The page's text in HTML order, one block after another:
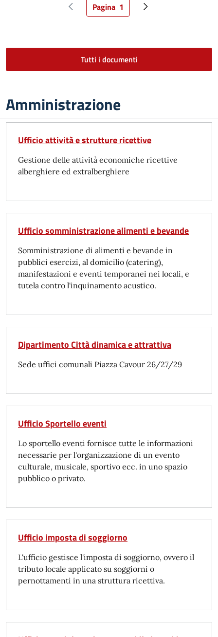
Pagina precedente
Pagina attuale
Pagina 1 Pagina successiva
Tutti i documenti
Amministrazione
Ufficio attività e strutture ricettive
Gestione delle attività economiche ricettive
alberghiere ed extralberghiere
Ufficio somministrazione alimenti e bevande
Somministrazione di alimenti e bevande in
pubblici esercizi, al domicilio (catering),
manifestazioni e eventi temporanei nei locali, e
tutela contro l'inquinamento acustico.
Dipartimento Città dinamica e attrattiva
Sede uffici comunali Piazza Cavour 26/27/29
Ufficio Sportello eventi
Lo sportello eventi fornisce tutte le informazioni
necessarie per l'organizzazione di un evento
culturale, musicale, sportivo ecc. in uno spazio
pubblico o privato.
Ufficio imposta di soggiorno
L'ufficio gestisce l'imposta di soggiorno, ovvero il
tributo locale applicato su soggiorni o
pernottamenti in una struttura ricettiva.